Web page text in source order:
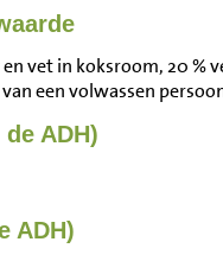
vet in koksroom, 20 %
een volwassen
ADH)
ADH)